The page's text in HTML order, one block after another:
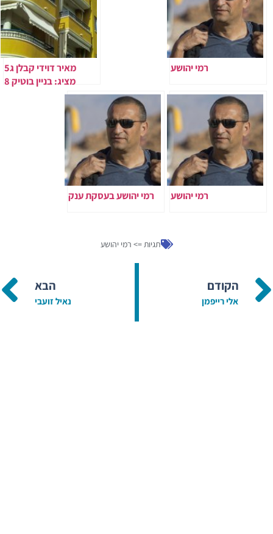
רמי יהושע
מאיר דוידי קבלן ג5
מציג: בניין בוטיק 8
קומות סביב כיכר
רמי יהושע רמי יהושע בעסקת ענק
תגיות => רמי יהושע
הקודם
אלי רייפמן
הבא
נאיל זועבי